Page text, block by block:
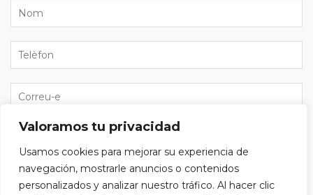
Valoramos tu privacidad
Usamos cookies para mejorar su experiencia de
navegación, mostrarle anuncios o contenidos
personalizados y analizar nuestro tráfico. Al hacer clic
subscriure'm al butlletí.